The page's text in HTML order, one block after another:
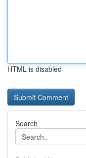
HTML is disabled
Search